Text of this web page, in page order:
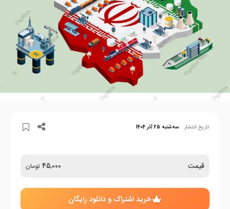
تاریخ انتشار سه‌شنبه 25 آذر 1404
قیمت 45,000 تومان
خرید اشتراک و دانلود رایگان